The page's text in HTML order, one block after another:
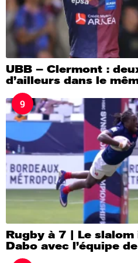
UBB – Clermont :
d’ailleurs dans le
9
Rugby à 7 | Le
Dabo avec l’équipe